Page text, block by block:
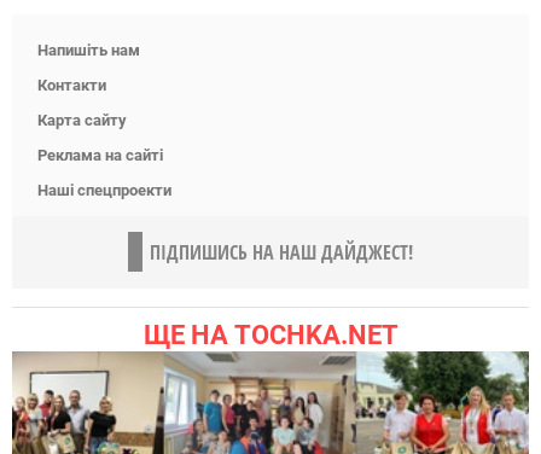
Напишіть нам
Контакти
Карта сайту
Реклама на сайті
Наші спецпроекти
ПІДПИШИСЬ НА НАШ ДАЙДЖЕСТ!
ЩЕ НА TOCHKA.NET